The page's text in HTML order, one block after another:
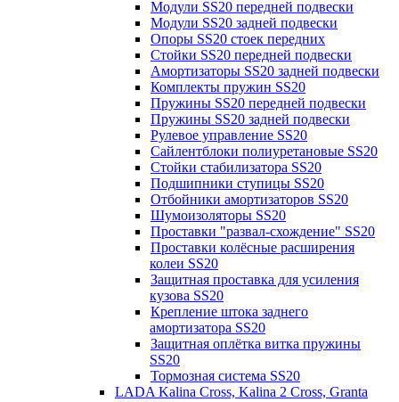
Модули SS20 передней подвески
Модули SS20 задней подвески
Опоры SS20 стоек передних
Стойки SS20 передней подвески
Амортизаторы SS20 задней подвески
Комплекты пружин SS20
Пружины SS20 передней подвески
Пружины SS20 задней подвески
Рулевое управление SS20
Сайлентблоки полиуретановые SS20
Стойки стабилизатора SS20
Подшипники ступицы SS20
Отбойники амортизаторов SS20
Шумоизоляторы SS20
Проставки "развал-схождение" SS20
Проставки колёсные расширения
колеи SS20
Защитная проставка для усиления
кузова SS20
Крепление штока заднего
амортизатора SS20
Защитная оплётка витка пружины
SS20
Тормозная система SS20
LADA Kalina Cross, Kalina 2 Cross, Granta